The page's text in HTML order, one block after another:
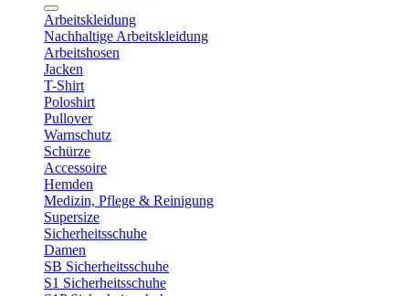
Arbeitskleidung
Nachhaltige Arbeitskleidung
Arbeitshosen
Jacken
T-Shirt
Poloshirt
Pullover
Warnschutz
Schürze
Accessoire
Hemden
Medizin, Pflege & Reinigung
Supersize
Sicherheitsschuhe
Damen
SB Sicherheitsschuhe
S1 Sicherheitsschuhe